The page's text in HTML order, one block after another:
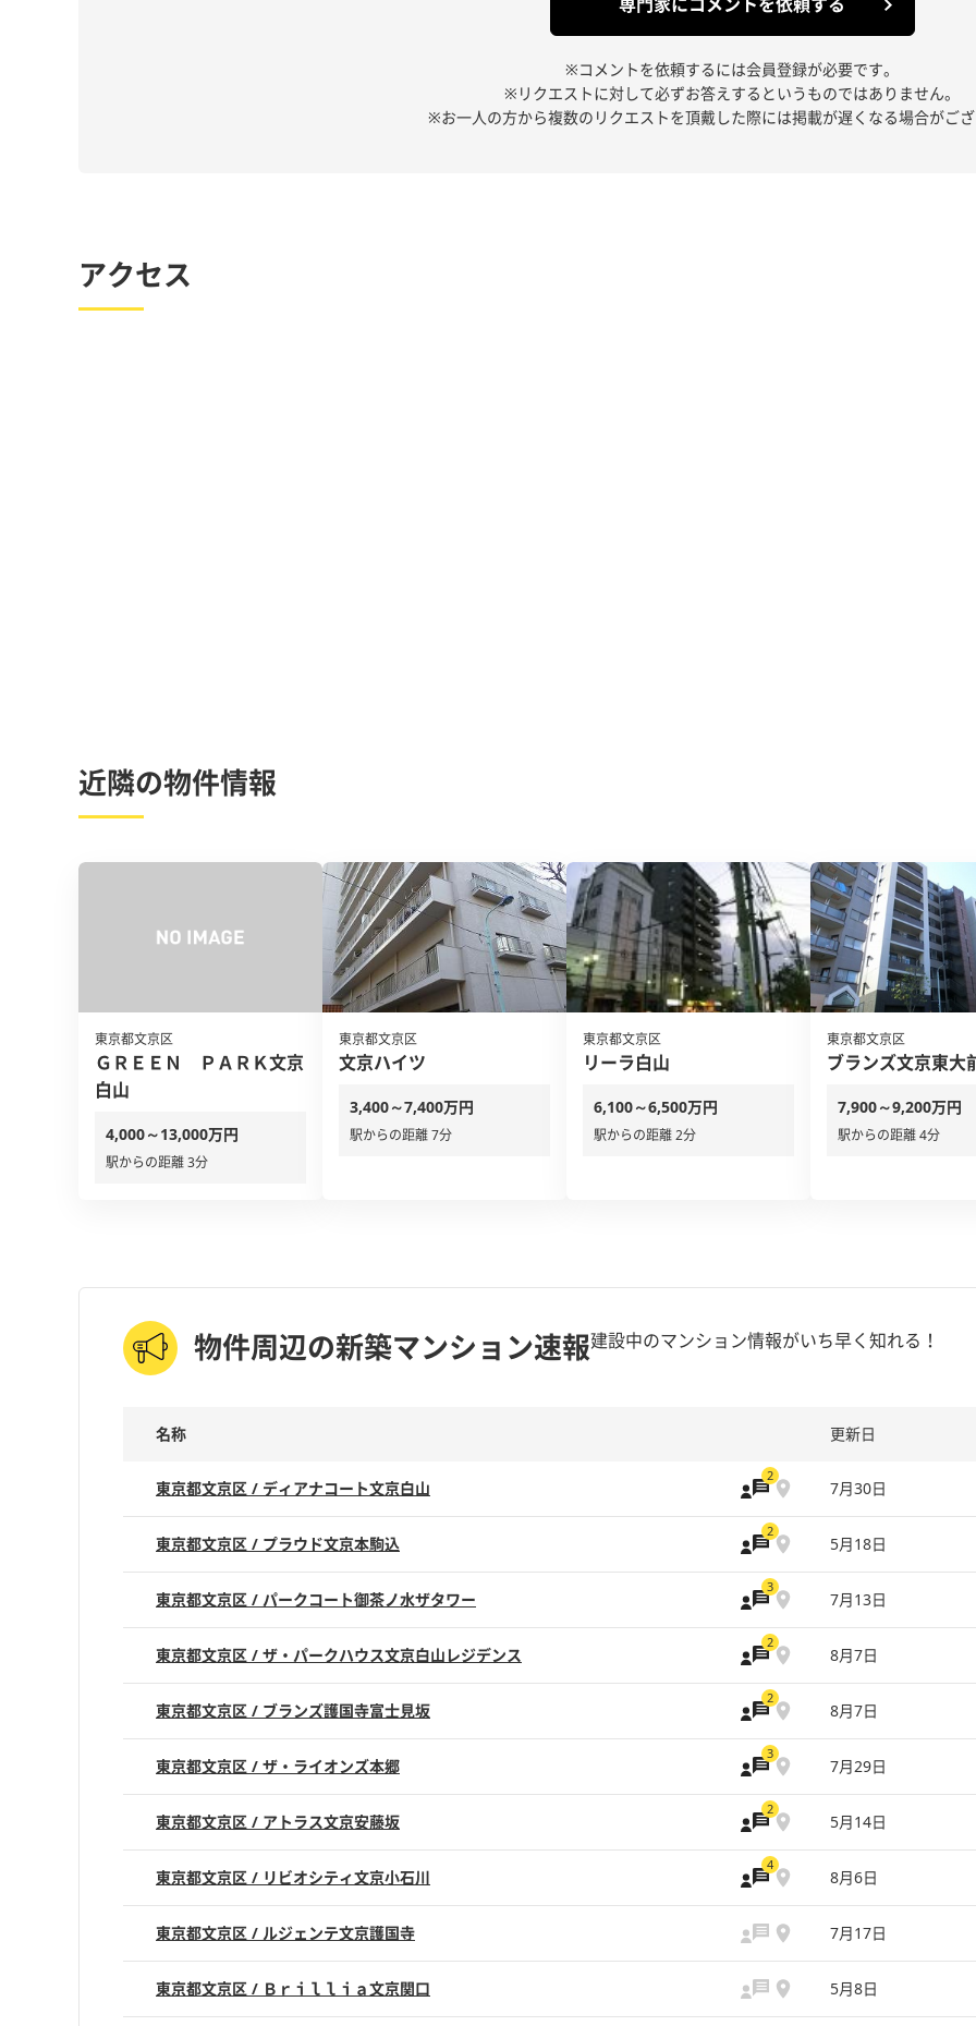
※コメントを依頼するには会員登録が必要です。
※リクエストに対して必ずお答えするというものではありません。
※お一人の方から複数のリクエストを頂戴した際には掲載が遅くなる場合がご
アクセス
近隣の物件情報
東京都文京区
ＧＲＥＥＮ ＰＡＲＫ文京
白山
4,000～13,000万円
駅からの距離 3分
東京都文京区
文京ハイツ
3,400～7,400万円
駅からの距離 7分
東京都文京区
リーラ白山
6,100～6,500万円
駅からの距離 2分
東京都文京区
ブランズ文京東大
7,900～9,200万円
駅からの距離 4分
物件周辺の新築マンション速報建設中のマンション情報がいち早く知れる！
名称 更新日
東京都文京区 / ディアナコート文京白山
2
7月30日
東京都文京区 / プラウド文京本駒込
2
5月18日
東京都文京区 / パークコート御茶ノ水ザタワー
3
7月13日
東京都文京区 / ザ・パークハウス文京白山レジデンス
2
8月7日
東京都文京区 / ブランズ護国寺富士見坂
2
8月7日
東京都文京区 / ザ・ライオンズ本郷
3
7月29日
東京都文京区 / アトラス文京安藤坂
2
5月14日
東京都文京区 / リビオシティ文京小石川
4
8月6日
東京都文京区 / ルジェンテ文京護国寺 7月17日
東京都文京区 / Ｂｒｉｌｌｉａ文京関口 5月8日